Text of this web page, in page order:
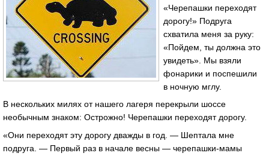
«Черепашки переходят
дорогу!» Подруга
схватила меня за руку:
«Пойдем, ты должна это
увидеть». Мы взяли
фонарики и поспешили
в ночную мглу.
В нескольких милях от нашего лагеря перекрыли шоссе
необычным знаком: Острожно! Черепашки переходят дорогу.
«Они переходят эту дорогу дважды в год. — Шептала мне
подруга. — Первый раз в начале весны — черепашки-мамы